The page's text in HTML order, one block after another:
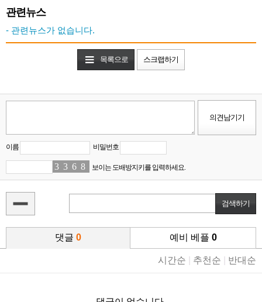
관련뉴스
- 관련뉴스가 없습니다.
목록으로 스크랩하기
이름 비밀번호
33 39 65 81 보이는 도배방지키를 입력하세요.
댓글 0 예비 베플 0
시간순 추천순 반대순